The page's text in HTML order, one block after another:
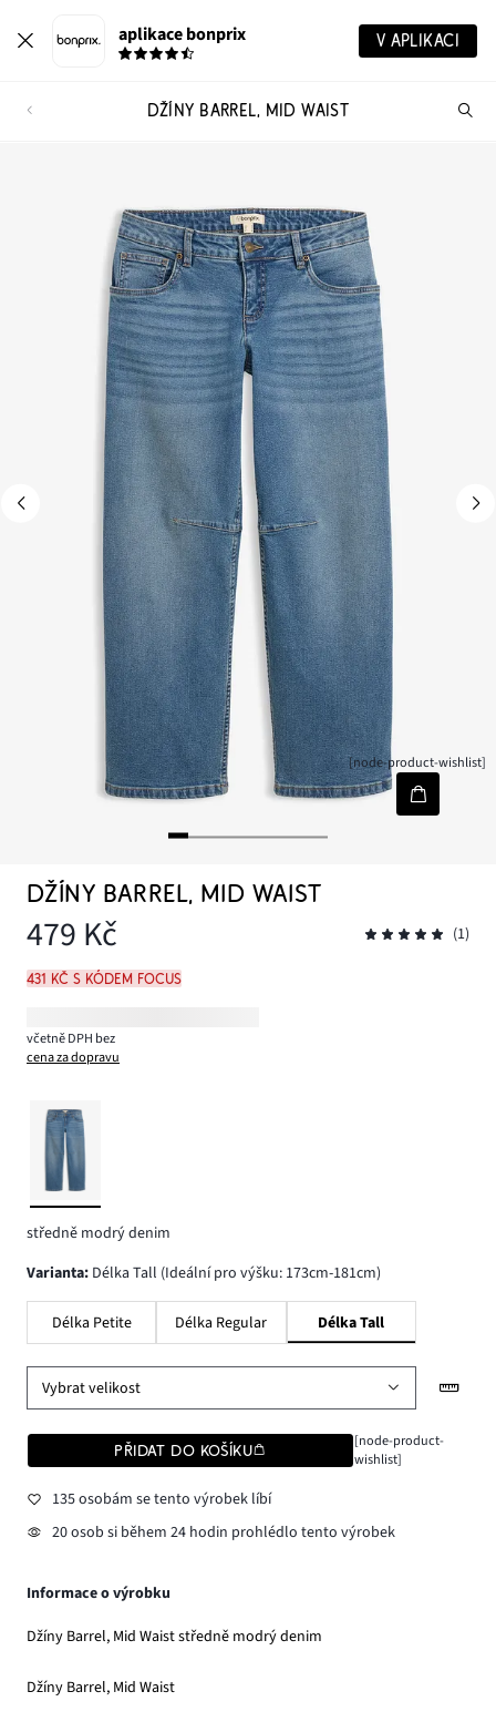
aplikace bonprix V APLIKACI
DŽÍNY BARREL, MID WAIST
[node-product-wishlist]
DŽÍNY BARREL, MID WAIST
479 Kč (1)
431 Kč s kódem FOCUS
včetně DPH bez
cena za dopravu
středně modrý denim
varianta: Délka Tall (Ideální pro výšku: 173cm-181cm)
Délka Petite Délka Regular Délka Tall
Vybrat velikost
PŘIDAT DO KOŠÍKU
[node-product-
wishlist]
135 osobám se tento výrobek líbí
20 osob si během 24 hodin prohlédlo tento výrobek
Informace o výrobku
Džíny Barrel, Mid Waist středně modrý denim
Džíny Barrel, Mid Waist